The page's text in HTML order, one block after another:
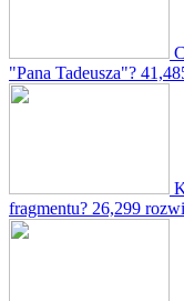
"Pana Tadeusza"?
fragmentu? 26,299